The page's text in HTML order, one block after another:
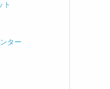
ト
ター